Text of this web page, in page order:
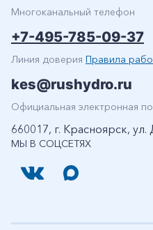
МЫ В СОЦСЕТЯХ
Многоканальный телефон
+7-495-785-09-37
Линия доверия Правила
kes@rushydro.ru
Официальная электронная
660017, г. Красноярск,